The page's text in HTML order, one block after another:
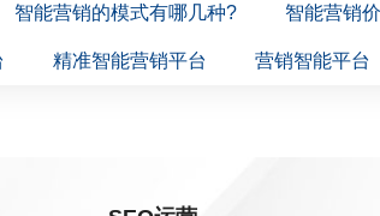
智能营销的模式有哪几种? 智能营销
精准智能营销平台 营销智能平台